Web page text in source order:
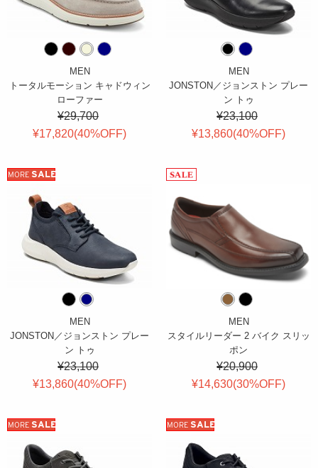
MEN
トータルモーション キャドウィン
ローファー
¥29,700
¥17,820(40%OFF)
MEN
JONSTON／ジョンストン プレー
ン トゥ
¥23,100
¥13,860(40%OFF)
MORE SALE
MEN
JONSTON／ジョンストン プレー
ン トゥ
¥23,100
¥13,860(40%OFF)
MEN
スタイルリーダー 2 バイク スリッ
ポン
¥20,900
¥14,630(30%OFF)
MORE SALE MORE SALE